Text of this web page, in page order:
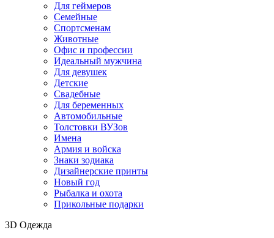
Для геймеров
Семейные
Спортсменам
Животные
Офис и профессии
Идеальный мужчина
Для девушек
Детские
Свадебные
Для беременных
Автомобильные
Толстовки ВУЗов
Имена
Армия и войска
Знаки зодиака
Дизайнерские принты
Новый год
Рыбалка и охота
Прикольные подарки
3D Одежда